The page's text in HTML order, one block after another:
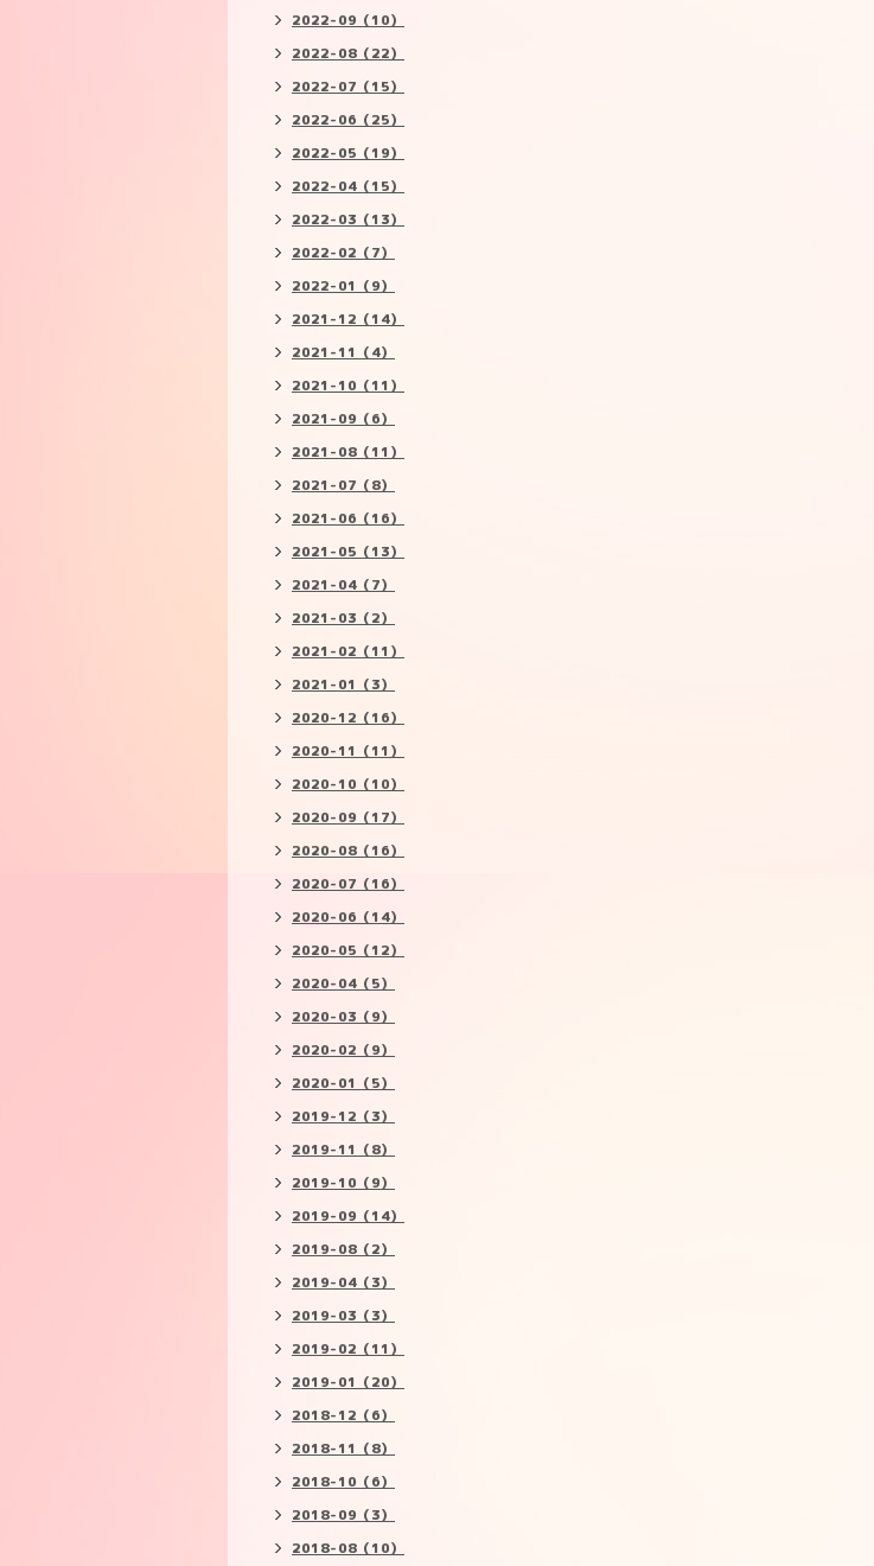
2022-09（10）
2022-08（22）
2022-07（15）
2022-06（25）
2022-05（19）
2022-04（15）
2022-03（13）
2022-02（7）
2022-01（9）
2021-12（14）
2021-11（4）
2021-10（11）
2021-09（6）
2021-08（11）
2021-07（8）
2021-06（16）
2021-05（13）
2021-04（7）
2021-03（2）
2021-02（11）
2021-01（3）
2020-12（16）
2020-11（11）
2020-10（10）
2020-09（17）
2020-08（16）
2020-07（16）
2020-06（14）
2020-05（12）
2020-04（5）
2020-03（9）
2020-02（9）
2020-01（5）
2019-12（3）
2019-11（8）
2019-10（9）
2019-09（14）
2019-08（2）
2019-04（3）
2019-03（3）
2019-02（11）
2019-01（20）
2018-12（6）
2018-11（8）
2018-10（6）
2018-09（3）
2018-08（10）